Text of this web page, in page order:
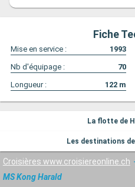
Fiche
Mise en service : 1993
Nb d'équipage :
70
Longueur :
122 m
La flotte de
Les destinations
Croisières www.croisiereonline.ch
MS Kong Harald